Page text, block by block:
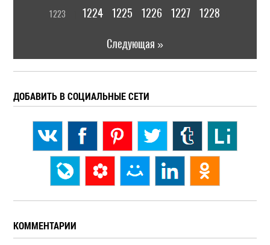
1223 1224 1225 1226 1227 1228
Следующая »
ДОБАВИТЬ В СОЦИАЛЬНЫЕ СЕТИ
КОММЕНТАРИИ